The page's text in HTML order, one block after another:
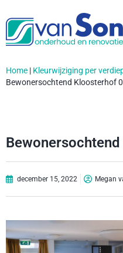
Home | Kleurwijziging per
Bewonersochtend Kloosterhof
december 15, 2022 Megan